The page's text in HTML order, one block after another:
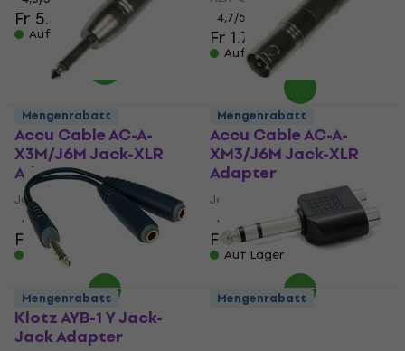
Fr 5.49
Auf Lager
4,7/5
Fr 1.79
Auf Lager
Accu Cable AC-A-
X3M/J6M Jack-XLR
Adapter
Jack-XLR Adapter
4,6/5
Fr 2.39
Auf Lager
Accu Cable AC-A-
XM3/J6M Jack-XLR
Adapter
Jack-XLR Adapter
4,9
Fr 2.59
Auf Lager
Mengenrabatt
Klotz AYB-1 Y Jack-
Jack Adapter
Mengenrabatt
Mengenrabatt Mengenrabatt